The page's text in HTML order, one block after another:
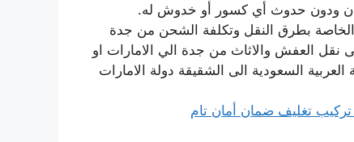
ودون حدوث أي كسور أو خدوش له.
بطرق النقل وتكلفة الشحن من جدة
نقل العفش والاثاث من جدة الي الامارات او
السعودية الى الشقيقة دولة الامارات
تغليف ضمان أمان تام